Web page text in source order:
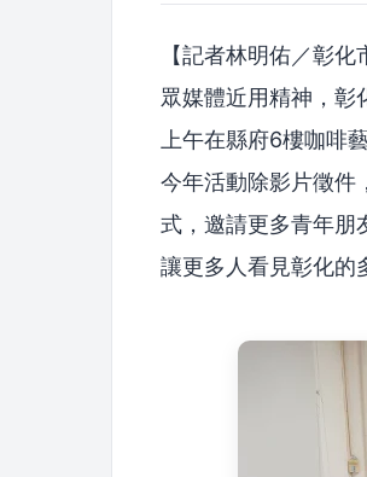
【記者林明佑／彰
眾媒體近用精神，彰
上午在縣府6樓咖啡
今年活動除影片徵件
式，邀請更多青年朋
讓更多人看見彰化的